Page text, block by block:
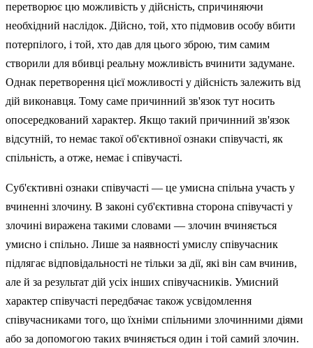
перетворює цю можливість у дійсність, спричиняючи
необхідний наслідок. Дійсно, той, хто підмовив особу вбити
потерпілого, і той, хто дав для цього зброю, тим самим
створили для вбивці реальну мож­ливість вчинити задумане.
Однак перетворення цієї можливості у дійсність залежить від
дій виконавця. Тому саме причинний зв'язок тут носить
опосередкований характер. Якщо такий причинний зв'язок
відсутній, то немає такої об'єктивної ознаки співучасті, як
спільність, а отже, немає і співучасті.
Суб'єктивні ознаки співучасті — це умисна спільна участь у
вчиненні злочину. В законі суб'єктивна сторона співучасті у
злочині виражена такими словами — злочин вчиняється
умисно і спільно. Лише за наявності умислу спів­учасник
підлягає відповідальності не тільки за дії, які він сам вчинив,
але й за результат дій усіх інших співучас­ників. Умисний
характер співучасті передбачає також усвідом­лення
співучасниками того, що їхніми спільними злочин­ними діями
або за допомогою таких вчиняється один і той самий злочин.